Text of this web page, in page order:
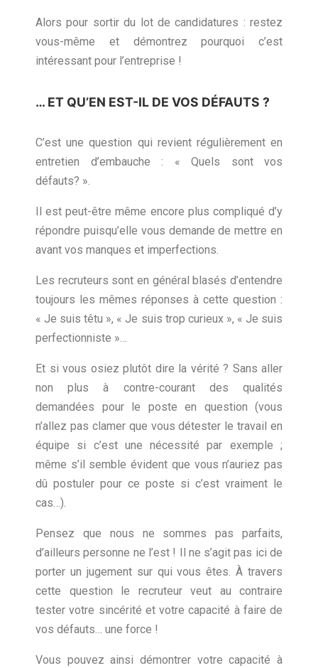
Alors pour sortir du lot de candidatures : restez
vous-même et démontrez pourquoi c’est
intéressant pour l’entreprise !
… ET QU’EN EST-IL DE VOS DÉFAUTS ?
C’est une question qui revient régulièrement en
entretien d’embauche : « Quels sont vos
défauts? ».
Il est peut-être même encore plus compliqué d’y
répondre puisqu’elle vous demande de mettre en
avant vos manques et imperfections.
Les recruteurs sont en général blasés d’entendre
toujours les mêmes réponses à cette question :
« Je suis têtu », « Je suis trop curieux », « Je suis
perfectionniste »…
Et si vous osiez plutôt dire la vérité ? Sans aller
non plus à contre-courant des qualités
demandées pour le poste en question (vous
n’allez pas clamer que vous détester le travail en
équipe si c’est une nécessité par exemple ;
même s’il semble évident que vous n’auriez pas
dû postuler pour ce poste si c’est vraiment le
cas…).
Pensez que nous ne sommes pas parfaits,
d’ailleurs personne ne l’est ! Il ne s’agit pas ici de
porter un jugement sur qui vous êtes. À travers
cette question le recruteur veut au contraire
tester votre sincérité et votre capacité à faire de
vos défauts… une force !
Vous pouvez ainsi démontrer votre capacité à